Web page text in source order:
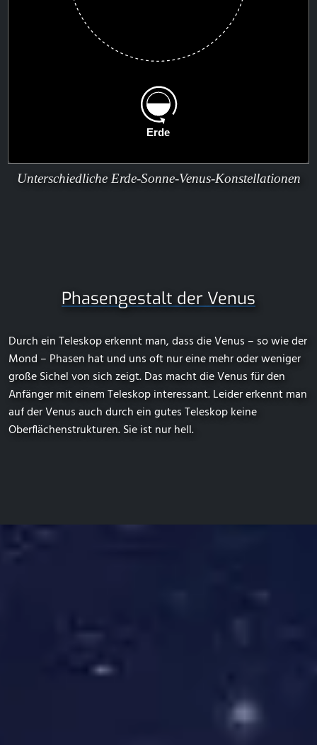
Unterschiedliche Erde-Sonne-Venus-Konstellationen
Phasengestalt der Venus
Durch ein Teleskop erkennt man, dass die Venus – so wie der
Mond – Phasen hat und uns oft nur eine mehr oder weniger
große Sichel von sich zeigt. Das macht die Venus für den
Anfänger mit einem Teleskop interessant. Leider erkennt man
auf der Venus auch durch ein gutes Teleskop keine
Oberflächenstrukturen. Sie ist nur hell.